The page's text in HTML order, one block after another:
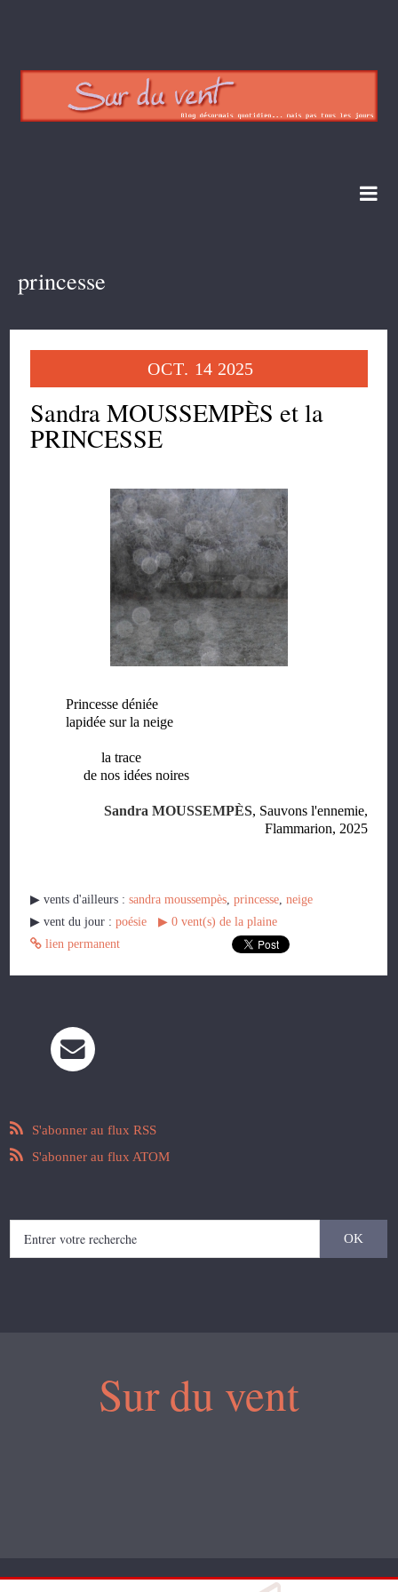
princesse
OCT. 14 2025
Sandra MOUSSEMPÈS et la
PRINCESSE
Princesse déniée
lapidée sur la neige
la trace
de nos idées noires
Sandra MOUSSEMPÈS, Sauvons l'ennemie,
Flammarion, 2025
▶︎ vents d'ailleurs :sandra moussempès,princesse,neige
▶︎ vent du jour :poésie ▶︎ 0 vent(s) de la plaine
lien permanent
S'abonner au flux RSS
S'abonner au flux ATOM
Sur du vent